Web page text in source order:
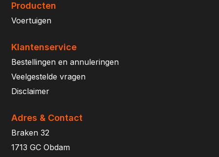
Producten
Voertuigen
Klantenservice
Bestellingen en annuleringen
Veelgestelde vragen
Disclaimer
Adres & Contact
Braken 32
1713 GC Obdam